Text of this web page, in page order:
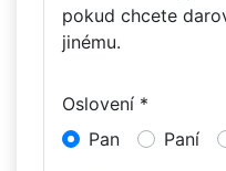
pokud chcete
jinému.
Oslovení *
Pan
Paní